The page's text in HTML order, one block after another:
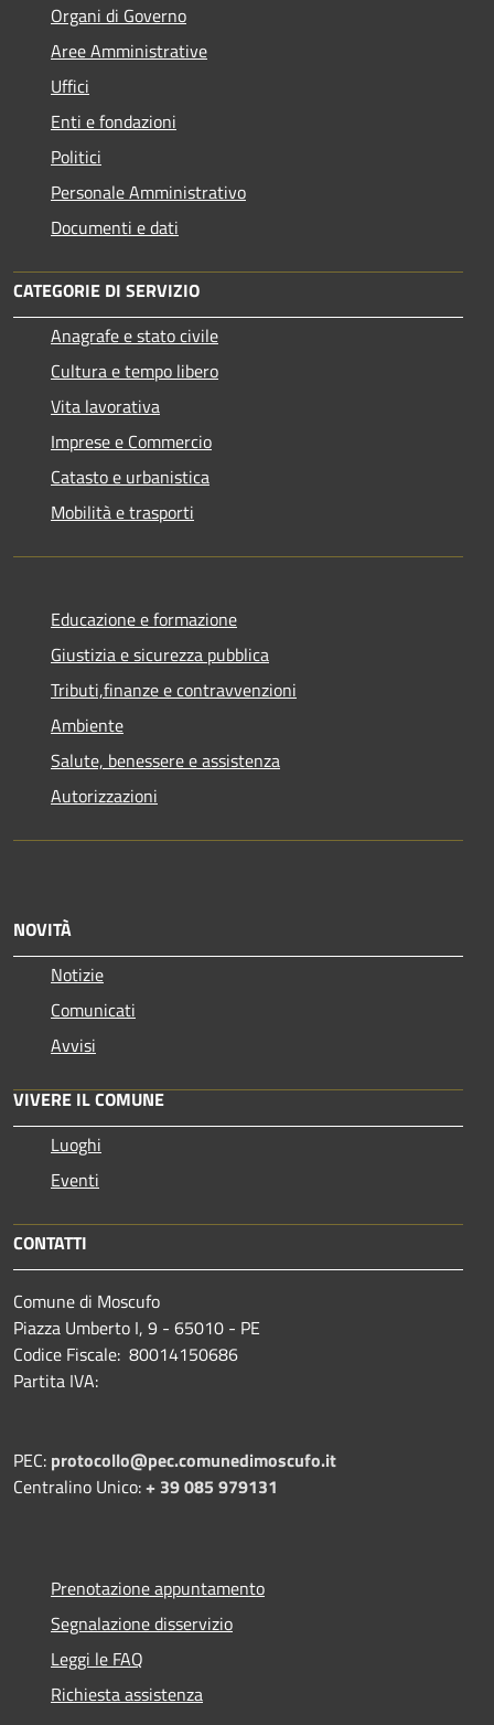
Organi di Governo
Aree Amministrative
Uffici
Enti e fondazioni
Politici
Personale Amministrativo
Documenti e dati
CATEGORIE DI SERVIZIO
Anagrafe e stato civile
Cultura e tempo libero
Vita lavorativa
Imprese e Commercio
Catasto e urbanistica
Mobilità e trasporti
Educazione e formazione
Giustizia e sicurezza pubblica
Tributi,finanze e contravvenzioni
Ambiente
Salute, benessere e assistenza
Autorizzazioni
NOVITÀ
Notizie
Comunicati
Avvisi
VIVERE IL COMUNE
Luoghi
Eventi
CONTATTI
Comune di Moscufo
Piazza Umberto I, 9 - 65010 - PE
Codice Fiscale: 80014150686
Partita IVA:
PEC: protocollo@pec.comunedimoscufo.it
Centralino Unico:+ 39 085 979131
Prenotazione appuntamento
Segnalazione disservizio
Leggi le FAQ
Richiesta assistenza